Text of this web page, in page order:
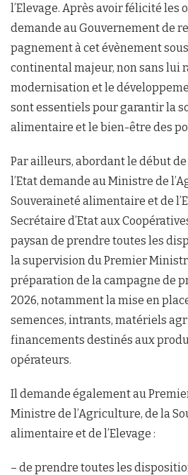
l’Elevage. Après avoir félicité les
demande au Gouvernement de
pagnement à cet évènement
continental majeur, non sans lui
modernisation et le
sont essentiels pour garantir la
alimentaire et le bien-être des
Par ailleurs, abordant le début de
l’Etat demande au Ministre de
Souveraineté alimentaire et de
Secrétaire d’Etat aux
paysan de prendre toutes les
la supervision du Premier
préparation de la campagne de
2026, notamment la mise en
semences, intrants, matériels
financements destinés aux
opérateurs.
Il demande également au
Ministre de l’Agriculture, de la
alimentaire et de l’Elevage :
– de prendre toutes les